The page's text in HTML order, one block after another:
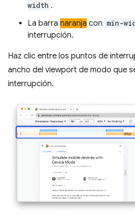
width .
La barra naranja con min-
interrupción.
Haz clic entre los puntos de
ancho del viewport de modo que
interrupción.